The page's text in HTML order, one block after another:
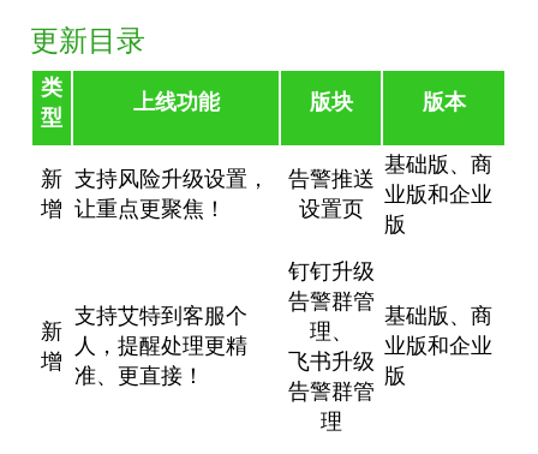
更新目录
类
型
上线功能 版块 版本
新
增
支持风险升级设置，
让重点更聚焦！
告警推送
设置页
基础版、商
业版和企业
版
新
增
支持艾特到客服个
人，提醒处理更精
准、更直接！
钉钉升级
告警群管
理、
飞书升级
告警群管
理
基础版、商
业版和企业
版